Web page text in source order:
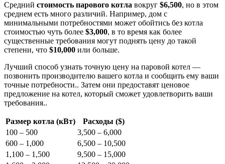
Средний стоимость парового котла вокруг $6,500, но в этом
среднем есть много различий. Например, дом с
минимальными потребностями может обойтись без котла
стоимостью чуть более $3,000, в то время как более
существенные требования могут поднять цену до такой
степени, что $10,000 или больше.
Лучший способ узнать точную цену на паровой котел —
позвонить производителю вашего котла и сообщить ему ваши
точные потребности.. Затем они предоставят ценовое
предложение на котел, который сможет удовлетворить ваши
требования..
Размер котла (кВт)
Расходы ($)
100 – 500
3,500 – 6,000
600 – 1,000
6,500 – 10,500
1,100 – 1,500
9,500 – 15,000